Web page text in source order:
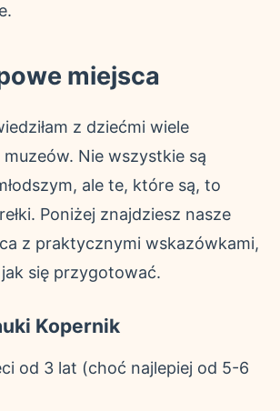
miejsca
z dziećmi wiele
Nie wszystkie są
ale te, które są, to
Poniżej znajdziesz nasze
z praktycznymi wskazówkami,
się przygotować.
Kopernik
od 3 lat (choć najlepiej od 5-6